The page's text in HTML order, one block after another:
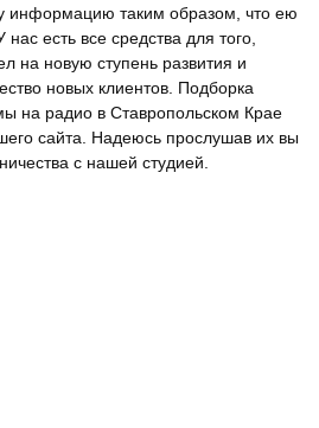
информацию таким образом, что ею
есть все средства для того,
на новую ступень развития и
новых клиентов. Подборка
на радио в Ставропольском Крае
сайта. Надеюсь прослушав их вы
с нашей студией.